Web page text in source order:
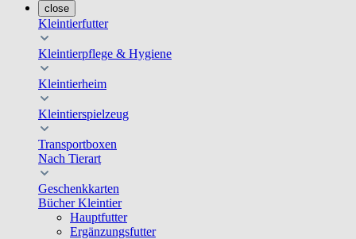
close
Kleintierfutter
Kleintierpflege & Hygiene
Kleintierheim
Kleintierspielzeug
Transportboxen
Nach Tierart
Geschenkkarten
Bücher Kleintier
Hauptfutter
Ergänzungsfutter